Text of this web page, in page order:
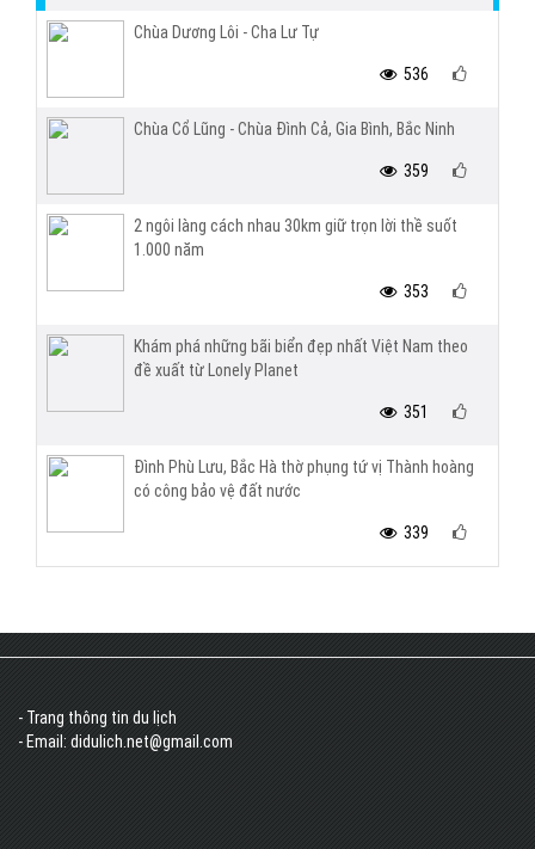
Chùa Dương Lôi - Cha Lư Tự
536
Chùa Cổ Lũng - Chùa Đình Cả, Gia Bình, Bắc Ninh
359
2 ngôi làng cách nhau 30km giữ trọn lời thề suốt
1.000 năm
353
Khám phá những bãi biển đẹp nhất Việt Nam theo
đề xuất từ Lonely Planet
351
Đình Phù Lưu, Bắc Hà thờ phụng tứ vị Thành hoàng
có công bảo vệ đất nước
339
- Trang thông tin du lịch
- Email: didulich.net@gmail.com